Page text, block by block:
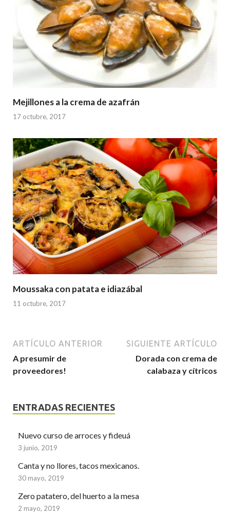
Mejillones a la crema de azafrán
17 octubre, 2017
Moussaka con patata e idiazábal
11 octubre, 2017
ARTÍCULO ANTERIOR
A presumir de
proveedores!
SIGUIENTE ARTÍCULO
Dorada con crema de
calabaza y cítricos
ENTRADAS RECIENTES
Nuevo curso de arroces y fideuá
3 junio, 2019
Canta y no llores, tacos mexicanos.
30 mayo, 2019
Zero patatero, del huerto a la mesa
2 mayo, 2019